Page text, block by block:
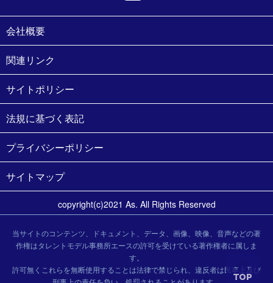
会社概要
関連リンク
サイトポリシー
法規に基づく表記
プライバシーポリシー
サイトマップ
copyright(c)2021 As. All Rights Reserved
当サイトのコンテンツ、ドキュメント、データ、画像、映像、音声などの著
作権はタレントモデル事務所エースの許可を受けている著作権者に属しま
す。
許可無くこれらを無断使用することは法律で禁じられ、違反者は民事上及び